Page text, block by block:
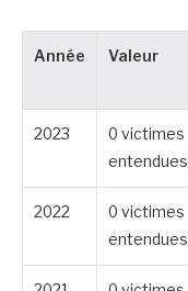
Année Valeur
2023
0 victimes
entendues
2022
0 victimes
entendues